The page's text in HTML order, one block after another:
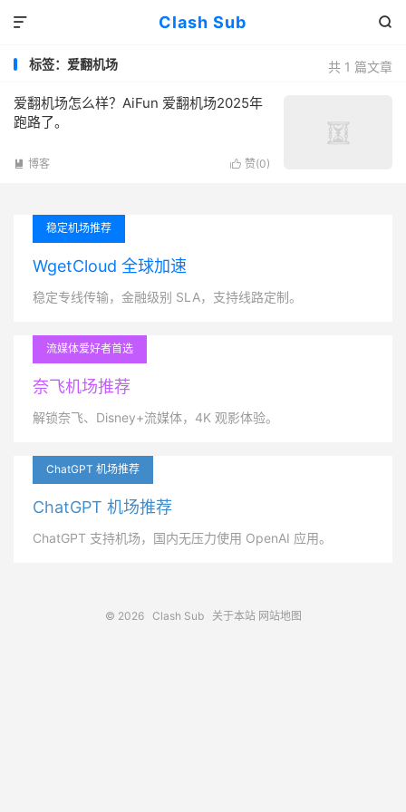
Clash Sub 

共 1 篇文章
标签：爱翻机场
爱翻机场怎么样？AiFun 爱翻机场2025年
跑路了。
 赞(0)
 博客
稳定机场推荐
WgetCloud 全球加速
稳定专线传输，金融级别 SLA，支持线路定制。
流媒体爱好者首选
奈飞机场推荐
解锁奈飞、Disney+流媒体，4K 观影体验。
ChatGPT 机场推荐
ChatGPT 机场推荐
ChatGPT 支持机场，国内无压力使用 OpenAI 应用。
© 2026 Clash Sub 关于本站 网站地图